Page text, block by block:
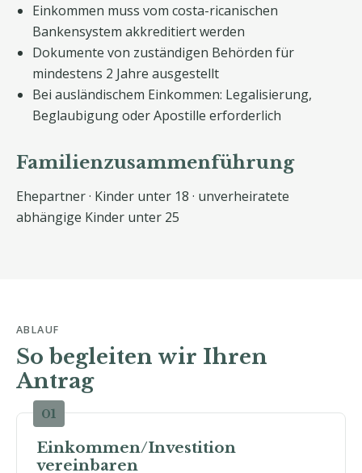
Einkommen muss vom costa-ricanischen
Bankensystem akkreditiert werden
Dokumente von zuständigen Behörden für
mindestens 2 Jahre ausgestellt
Bei ausländischem Einkommen: Legalisierung,
Beglaubigung oder Apostille erforderlich
Familienzusammenführung
Ehepartner · Kinder unter 18 · unverheiratete
abhängige Kinder unter 25
ABLAUF
So begleiten wir Ihren
Antrag
Einkommen/Investition
vereinbaren